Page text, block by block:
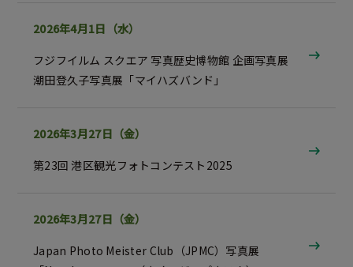
2026年4月1日（水）
フジフイルム スクエア 写真歴史博物館 企画写真展
潮田登久子写真展「マイハズバンド」
2026年3月27日（金）
第23回 港区観光フォトコンテスト2025
2026年3月27日（金）
Japan Photo Meister Club（JPMC）写真展